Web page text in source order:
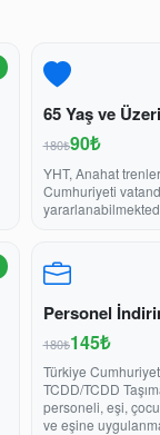
65 Yaş ve Üzeri
180₺90₺
YHT, Anahat
Cumhuriyeti
Personel
180₺145₺
Türkiye
TCDD/TCDD
personeli, eşi,
ve eşine